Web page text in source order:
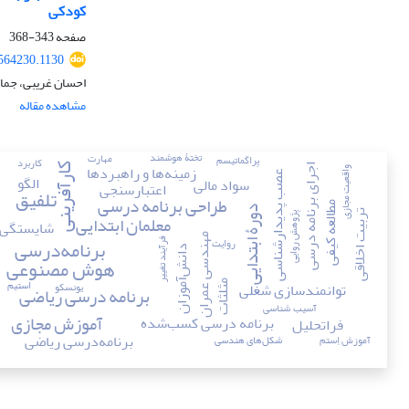
کودکی
صفحه343-368
احسان غریبی،
مشاهده مقاله
تلفیق
برنامه‌درسی
هوش مصنوعی
کارآفرینیمعلمان ابتدایی
برنامه درسی ریاضی
طراحی برنامه درسی
آموزش مجازی
دورۀ ابتداییعصب پدیدارشناسی دانش‌آموزانمهندسی عمران
اعتبارسنجی
برنامه درسی کسب‌شده
توانمندسازی شغلی
اجرای برنامه درسی شایستگی
برنامه‌درسی ریاضی
زمینه‌ها و راهبردها
مطالعه کیفی
الگو
تربیت اخلاقی
مثلثات
فراتحلیل
سواد مالی
شکل‌های هندسی
پژوهش روایی
تختۀ هوشمند
واقعیت مجازی
یونسکو
آسیب ‎شناسی
آموزش اِستم
کاربرد
فرآیند تغییر
پراگماتیسم
استیم
روایت
مهارت